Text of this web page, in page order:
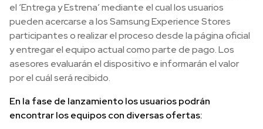
el ‘Entrega y Estrena’ mediante el cual los usuarios
pueden acercarse a los Samsung Experience Stores
participantes o realizar el proceso desde la página oficial
y entregar el equipo actual como parte de pago. Los
asesores evaluarán el dispositivo e informarán el valor
por el cuál será recibido.
En la fase de lanzamiento los usuarios podrán
encontrar los equipos con diversas ofertas: